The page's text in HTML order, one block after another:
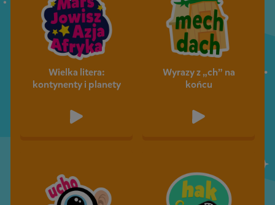
Wielka litera:
kontynenty i planety
Wyrazy z „ch” na
końcu